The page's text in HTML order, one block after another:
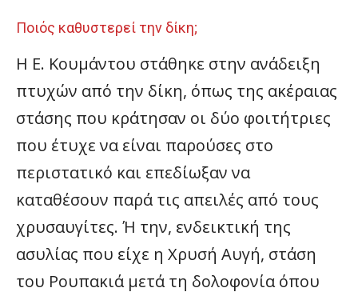
Ποιός καθυστερεί την δίκη;
Η Ε. Κουμάντου στάθηκε στην ανάδειξη
πτυχών από την δίκη, όπως της ακέραιας
στάσης που κράτησαν οι δύο φοιτήτριες
που έτυχε να είναι παρούσες στο
περιστατικό και επεδίωξαν να
καταθέσουν παρά τις απειλές από τους
χρυσαυγίτες. Ή την, ενδεικτική της
ασυλίας που είχε η Χρυσή Αυγή, στάση
του Ρουπακιά μετά τη δολοφονία όπου